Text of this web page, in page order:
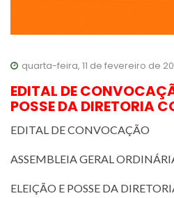
quarta-feira, 11 de fevereiro de
EDITAL DE
POSSE DA DIRETORIA
EDITAL DE CONVOCAÇÃO
ASSEMBLEIA GERAL
ELEIÇÃO E POSSE DA